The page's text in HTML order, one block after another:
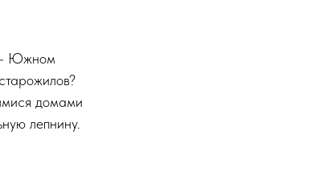
— Южном
домами
лепнину.